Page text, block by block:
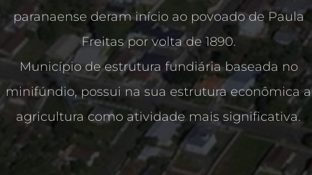
paranaense deram início ao povoado de Paula
Freitas por volta de 1890.
Município de estrutura fundiária baseada no
minifúndio, possui na sua estrutura econômica a
agricultura como atividade mais significativa.